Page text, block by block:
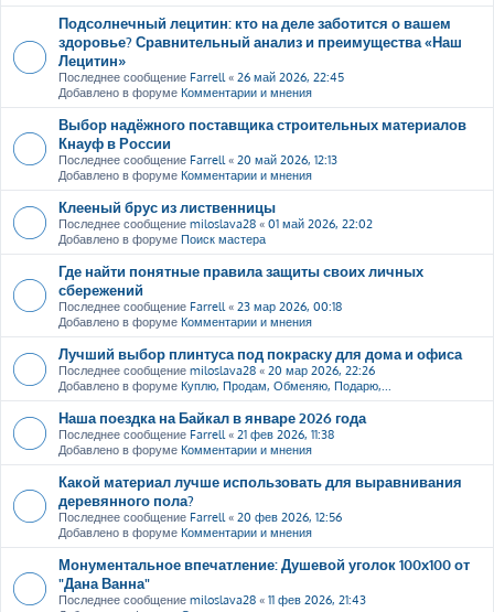
Подсолнечный лецитин: кто на деле заботится о вашем
здоровье? Сравнительный анализ и преимущества «Наш
Лецитин»
Последнее сообщение Farrell « 26 май 2026, 22:45
Добавлено в форуме Комментарии и мнения
Выбор надёжного поставщика строительных материалов
Кнауф в России
Последнее сообщение Farrell « 20 май 2026, 12:13
Добавлено в форуме Комментарии и мнения
Клееный брус из лиственницы
Последнее сообщение miloslava28 « 01 май 2026, 22:02
Добавлено в форуме Поиск мастера
Где найти понятные правила защиты своих личных
сбережений
Последнее сообщение Farrell « 23 мар 2026, 00:18
Добавлено в форуме Комментарии и мнения
Лучший выбор плинтуса под покраску для дома и офиса
Последнее сообщение miloslava28 « 20 мар 2026, 22:26
Добавлено в форуме Куплю, Продам, Обменяю, Подарю,...
Наша поездка на Байкал в январе 2026 года
Последнее сообщение Farrell « 21 фев 2026, 11:38
Добавлено в форуме Комментарии и мнения
Какой материал лучше использовать для выравнивания
деревянного пола?
Последнее сообщение Farrell « 20 фев 2026, 12:56
Добавлено в форуме Комментарии и мнения
Монументальное впечатление: Душевой уголок 100х100 от
"Дана Ванна"
Последнее сообщение miloslava28 « 11 фев 2026, 21:43